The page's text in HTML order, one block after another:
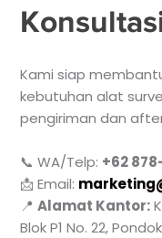
Kami siap
kebutuhan alat
pengiriman dan
📞 WA/Telp: +62
📩 Email:
📍Alamat Kantor:
Blok P1 No. 22,